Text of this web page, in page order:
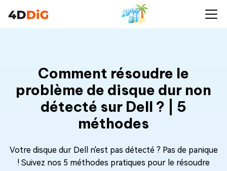
Comment résoudre le
problème de disque dur non
détecté sur Dell ? | 5
méthodes
Votre disque dur Dell n'est pas détecté ? Pas de panique
! Suivez nos 5 méthodes pratiques pour le résoudre